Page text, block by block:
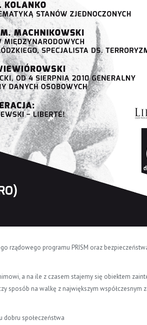
rządowego programu PRISM oraz
a na ile z czasem stajemy się obiektem
sposób na walkę z największym współczesnym
dobru społeczeństwa